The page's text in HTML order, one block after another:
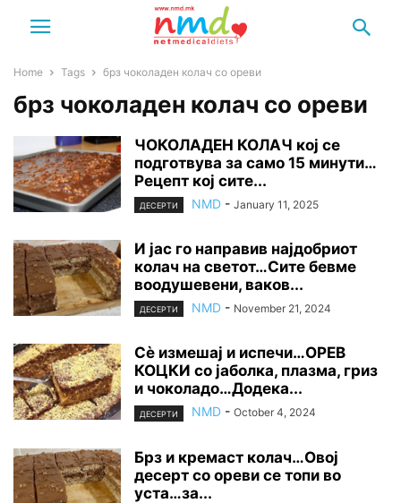
Home Tags брз чоколаден колач со ореви
брз чоколаден колач со ореви
ЧОКОЛАДЕН КОЛАЧ кој се
подготвува за само 15 минути…
Рецепт кој сите...
ДЕСЕРТИ NMD - January 11, 2025
И јас го направив најдобриот
колач на светот…Сите бевме
воодушевени, ваков...
ДЕСЕРТИ NMD - November 21, 2024
Сѐ измешај и испечи…ОРЕВ
КОЦКИ со јаболка, плазма, гриз
и чоколадо…Додека...
ДЕСЕРТИ NMD - October 4, 2024
Брз и кремаст колач…Овој
десерт со ореви се топи во
уста…за...